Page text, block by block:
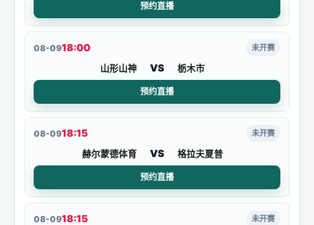
预约直播
08-0918:00
山形山神 VS 栃木市
未开赛
预约直播
08-0918:15
赫尔蒙德体育 VS 格拉夫夏普
未开赛
预约直播
08-0918:15 未开赛